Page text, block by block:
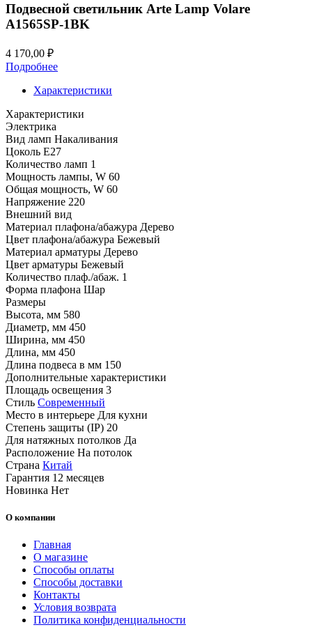
Подвесной светильник Arte Lamp Volare
A1565SP-1BK
4 170,00 ₽
Подробнее
Характеристики
Характеристики
Электрика
Вид ламп Накаливания
Цоколь E27
Количество ламп 1
Мощность лампы, W 60
Общая мощность, W 60
Напряжение 220
Внешний вид
Материал плафона/абажура Дерево
Цвет плафона/абажура Бежевый
Материал арматуры Дерево
Цвет арматуры Бежевый
Количество плаф./абаж. 1
Форма плафона Шар
Размеры
Высота, мм 580
Диаметр, мм 450
Ширина, мм 450
Длина, мм 450
Длина подвеса в мм 150
Дополнительные характеристики
Площадь освещения 3
Стиль Современный
Место в интерьере Для кухни
Степень защиты (IP) 20
Для натяжных потолков Да
Расположение На потолок
Страна Китай
Гарантия 12 месяцев
Новинка Нет
О компании
Главная
О магазине
Способы оплаты
Способы доставки
Контакты
Условия возврата
Политика конфиденциальности